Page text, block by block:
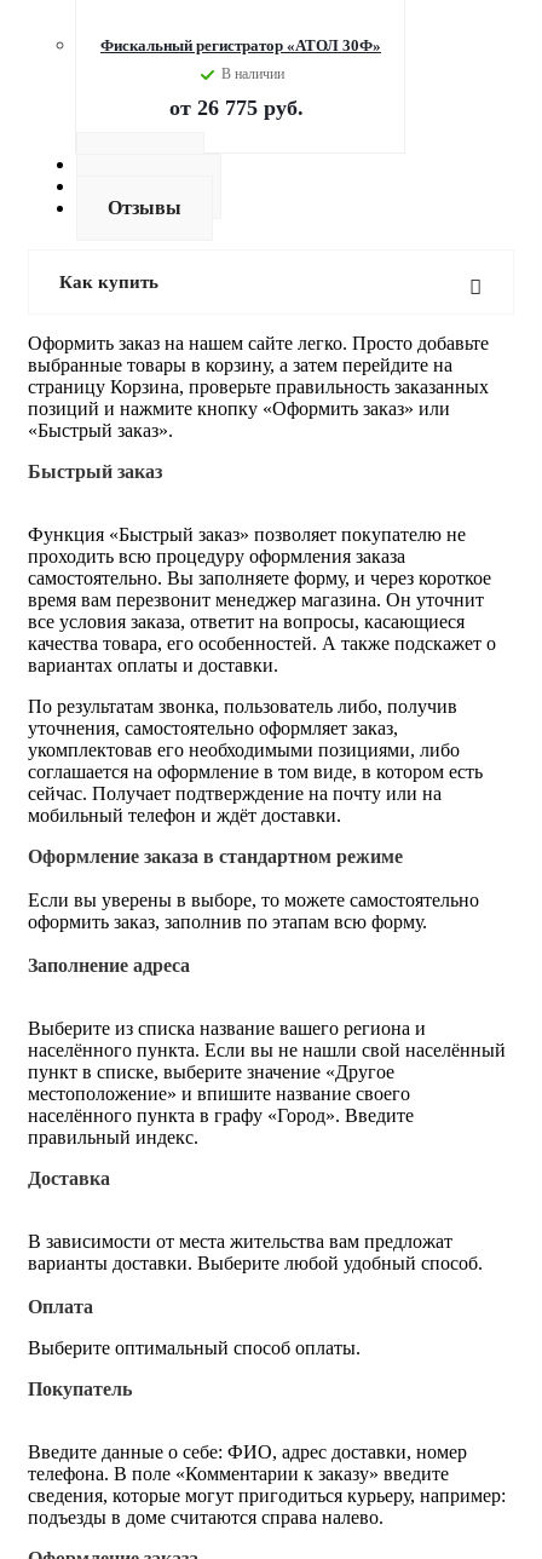
Фискальный регистратор «АТОЛ 30Ф»
В наличии
от 26 775 руб.
Отзывы
Как купить
Оформить заказ на нашем сайте легко. Просто добавьте
выбранные товары в корзину, а затем перейдите на
страницу Корзина, проверьте правильность заказанных
позиций и нажмите кнопку «Оформить заказ» или
«Быстрый заказ».
Быстрый заказ
Функция «Быстрый заказ» позволяет покупателю не
проходить всю процедуру оформления заказа
самостоятельно. Вы заполняете форму, и через короткое
время вам перезвонит менеджер магазина. Он уточнит
все условия заказа, ответит на вопросы, касающиеся
качества товара, его особенностей. А также подскажет о
вариантах оплаты и доставки.
По результатам звонка, пользователь либо, получив
уточнения, самостоятельно оформляет заказ,
укомплектовав его необходимыми позициями, либо
соглашается на оформление в том виде, в котором есть
сейчас. Получает подтверждение на почту или на
мобильный телефон и ждёт доставки.
Оформление заказа в стандартном режиме
Если вы уверены в выборе, то можете самостоятельно
оформить заказ, заполнив по этапам всю форму.
Заполнение адреса
Выберите из списка название вашего региона и
населённого пункта. Если вы не нашли свой населённый
пункт в списке, выберите значение «Другое
местоположение» и впишите название своего
населённого пункта в графу «Город». Введите
правильный индекс.
Доставка
В зависимости от места жительства вам предложат
варианты доставки. Выберите любой удобный способ.
Оплата
Выберите оптимальный способ оплаты.
Покупатель
Введите данные о себе: ФИО, адрес доставки, номер
телефона. В поле «Комментарии к заказу» введите
сведения, которые могут пригодиться курьеру, например:
подъезды в доме считаются справа налево.